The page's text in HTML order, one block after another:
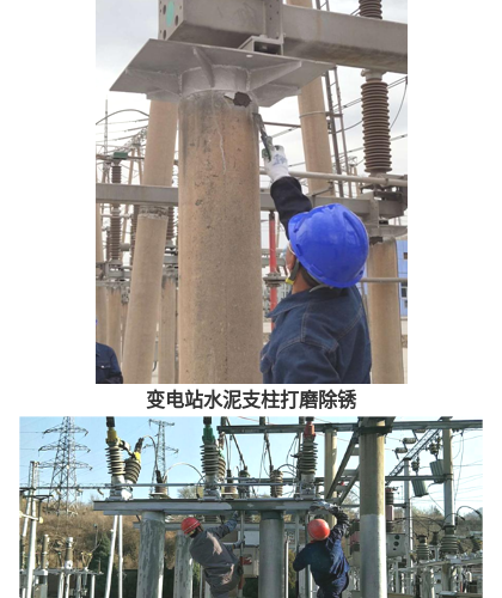
变电站水泥支柱打磨除锈